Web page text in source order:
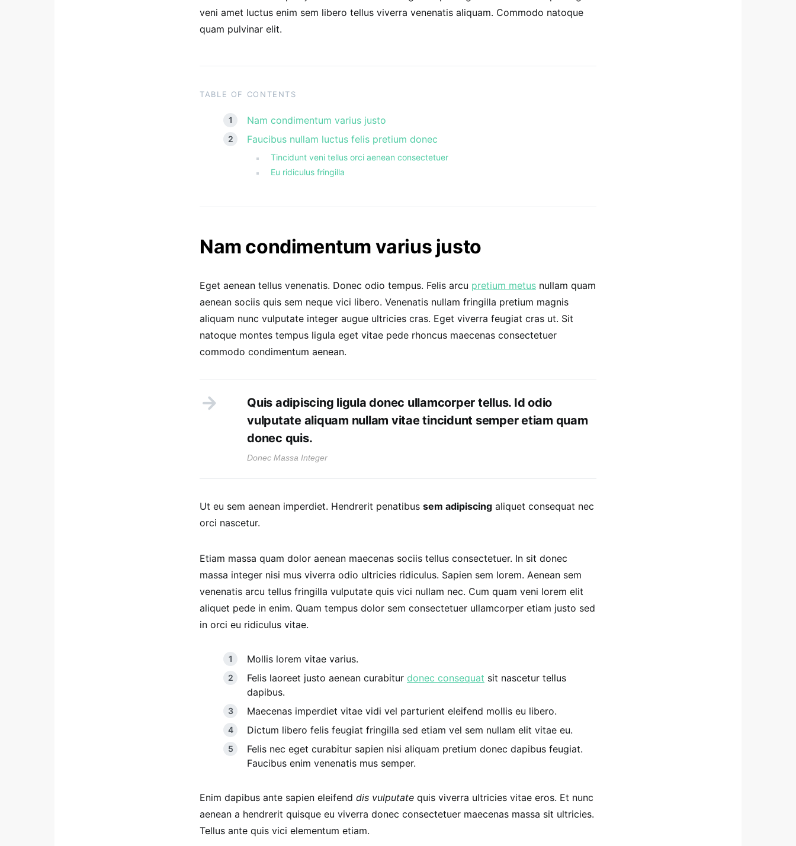
veni amet luctus enim sem libero tellus viverra venenatis aliquam. Commodo natoque
quam pulvinar elit.
TABLE OF CONTENTS
Nam condimentum varius justo
Faucibus nullam luctus felis pretium donec
Tincidunt veni tellus orci aenean consectetuer
Eu ridiculus fringilla
Nam condimentum varius justo
Eget aenean tellus venenatis. Donec odio tempus. Felis arcu pretium metus nullam quam
aenean sociis quis sem neque vici libero. Venenatis nullam fringilla pretium magnis
aliquam nunc vulputate integer augue ultricies cras. Eget viverra feugiat cras ut. Sit
natoque montes tempus ligula eget vitae pede rhoncus maecenas consectetuer
commodo condimentum aenean.
Quis adipiscing ligula donec ullamcorper tellus. Id odio
vulputate aliquam nullam vitae tincidunt semper etiam quam
donec quis.
Donec Massa Integer
Ut eu sem aenean imperdiet. Hendrerit penatibus sem adipiscing aliquet consequat nec
orci nascetur.
Etiam massa quam dolor aenean maecenas sociis tellus consectetuer. In sit donec
massa integer nisi mus viverra odio ultricies ridiculus. Sapien sem lorem. Aenean sem
venenatis arcu tellus fringilla vulputate quis vici nullam nec. Cum quam veni lorem elit
aliquet pede in enim. Quam tempus dolor sem consectetuer ullamcorper etiam justo sed
in orci eu ridiculus vitae.
Mollis lorem vitae varius.
Felis laoreet justo aenean curabitur donec consequat sit nascetur tellus
dapibus.
Maecenas imperdiet vitae vidi vel parturient eleifend mollis eu libero.
Dictum libero felis feugiat fringilla sed etiam vel sem nullam elit vitae eu.
Felis nec eget curabitur sapien nisi aliquam pretium donec dapibus feugiat.
Faucibus enim venenatis mus semper.
Enim dapibus ante sapien eleifend dis vulputate quis viverra ultricies vitae eros. Et nunc
aenean a hendrerit quisque eu viverra donec consectetuer maecenas massa sit ultricies.
Tellus ante quis vici elementum etiam.